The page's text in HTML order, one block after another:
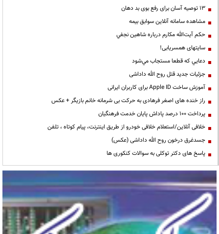
13 توصیه آسان برای رفع بوی بد دهان
مشاهده سامانه آنلاين سوابق بیمه
حكم آيت‌الله مكارم درباره شاهين نجفي
سایتهای همسریابی!
دعايي كه قطعا مستجاب مي‌شود
جزئیات جدید قتل روح الله داداشی
آموزش ساخت Apple ID برای کاربران ایرانی
راز خنده های اصغر فرهادی به حرکت بی شرمانه خانم بازیگر + عکس
پرداخت ۱۰۰ درصد پاداش پایان خدمت فرهنگیان
خلافی آنلاین/استعلام خلافی خودرو از طریق اینترنت، پیام کوتاه ، تلفن
جسدغرق درخون روح الله داداشی (عکس)
پاسخ های دکتر توکلی به سوالات کنکوری ها